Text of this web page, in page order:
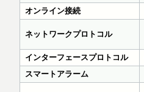
オンライン接続
ネットワークプロトコル
インターフェースプロトコル
スマートアラーム